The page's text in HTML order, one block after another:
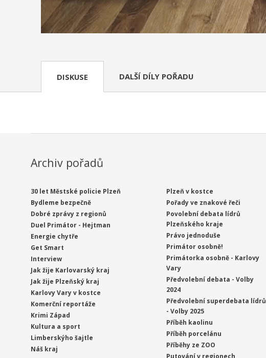
DISKUSE DALŠÍ DÍLY POŘADU
Archiv pořadů
30 let Městské policie Plzeň
Bydleme bezpečně
Dobré zprávy z regionů
Duel Primátor - Hejtman
Energie chytře
Get Smart
Interview
Jak žije Karlovarský kraj
Jak žije Plzeňský kraj
Karlovy Vary v kostce
Komerční reportáže
Krimi Západ
Kultura a sport
Limberskýho šajtle
Náš kraj
Plzeň v kostce
Pořady ve znakové řeči
Povolební debata lídrů
Plzeňského kraje
Právo jednoduše
Primátor osobně!
Primátorka osobně - Karlovy
Vary
Předvolební debata - Volby
2024
Předvolební superdebata lídrů
- Volby 2025
Příběh kaolinu
Příběh porcelánu
Příběhy ze ZOO